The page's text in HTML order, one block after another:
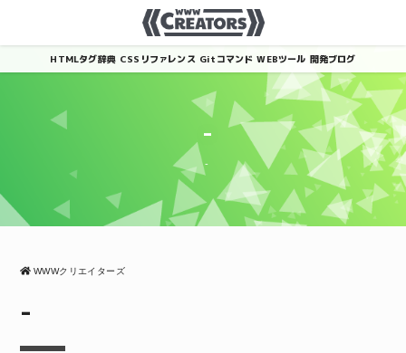
HTMLタグ辞典 CSSリファレンス Gitコマンド WEBツール 開発ブログ
-
-
WWWクリエイターズ
-